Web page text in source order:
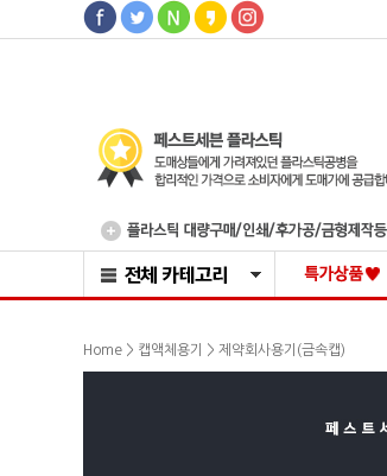
Home > 캡액체용기 > 제약회사용기(금속캡)